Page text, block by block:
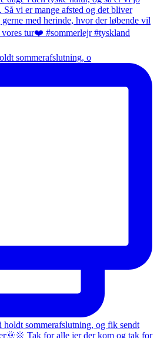
sommerafslutning, o